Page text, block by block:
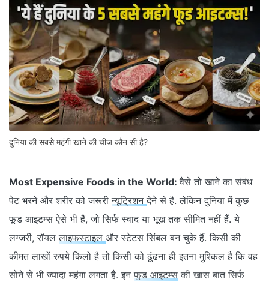
दुनिया की सबसे महंगी खाने की चीज कौन सी है?
Most Expensive Foods in the World:वैसे तो खाने का संबंध
पेट भरने और शरीर को जरूरीन्यूट्रिशनदेने से है. लेकिन दुनिया में कुछ
फूड आइटम्स ऐसे भी हैं, जो सिर्फ स्वाद या भूख तक सीमित नहीं हैं. ये
लग्जरी, रॉयललाइफस्टाइल और स्टेटस सिंबल बन चुके हैं. किसी की
कीमत लाखों रुपये किलो है तो किसी को ढूंढना ही इतना मुश्किल है कि वह
सोने से भी ज्यादा महंगा लगता है. इनफूड आइटम्स की खास बात सिर्फ